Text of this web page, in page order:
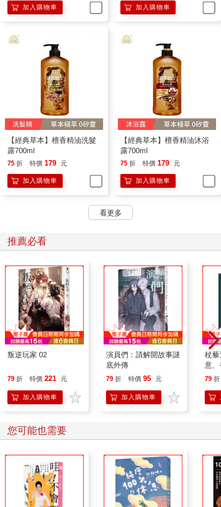
加入購物車 加入購物車
【經典草本】檀香精油洗髮
露700ml
75 折 特價 179 元
加入購物車
【經典草本】檀香精油沐浴
露700ml
75 折 特價 179 元
加入購物車
看更多
推薦必看
叛逆玩家 02
79 折 特價 221 元
加入購物車
演員們：請解開故事謎
底外傳
79 折 特價 95 元
加入購物車
杖
意
恭
79 折
您可能也需要